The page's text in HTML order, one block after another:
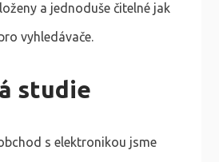
a jednoduše čitelné jak
vyhledávače.
studie
s elektronikou jsme